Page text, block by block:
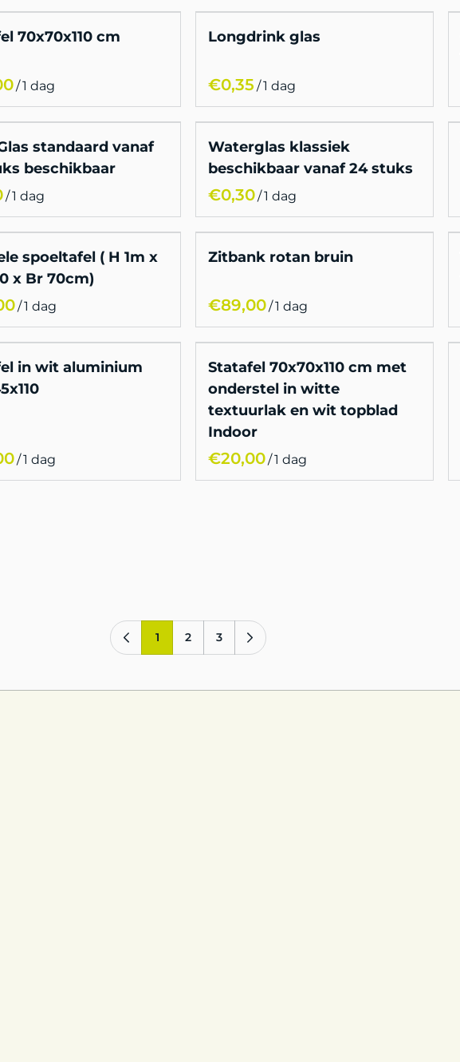
70x70x110 cm
/
Longdrink glas
/
standaard vanaf
beschikbaar
/
Waterglas klassiek
beschikbaar vanaf 24 stuks
/
spoeltafel ( H 1m x
x Br 70cm)
/
Zitbank rotan bruin
/
in wit aluminium
/
Statafel 70x70x110 cm met
onderstel in witte
textuurlak en wit topblad
Indoor
/
1 2 3